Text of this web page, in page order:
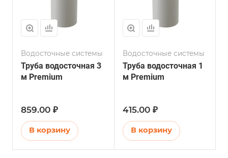
Водосточные системы
Труба водосточная 3
м Premium
859.00 ₽
В корзину
Водосточные системы
Труба водосточная 1
м Premium
415.00 ₽
В корзину